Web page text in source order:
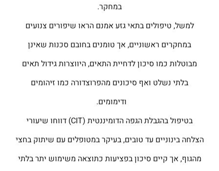
במחקר.
למשל, טיפולים בתאי גזע אמנם הראו שיפורים צנועים
במחקרים ראשוניים, אך טומנים בחובם סכנות שאינן
מבוטלות כמו סיכון לדחיית התאים, היווצרות גידול תאים
בלתי נשלט ואף סיכונים מהפרוצדורה כמו זיהומים
ודימומים.
בטיפול בהגבלת הגפה הדומיננטית (CIT) דווחו שיעורי
הצלחה בינוניים עד טובים, בעיקר במטופלים עם שיתוק בחצי
מהגוף, אך קיים סיכון בפציעות כתוצאה משימוש יתר בלתי